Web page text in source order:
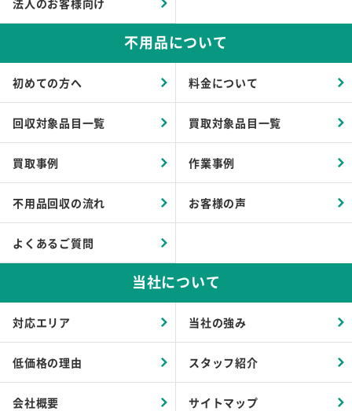
不用品について
初めての方へ 料金について
回収対象品目一覧 買取対象品目一覧
買取事例 作業事例
不用品回収の流れ お客様の声
よくあるご質問
当社について
対応エリア 当社の強み
低価格の理由 スタッフ紹介
会社概要 サイトマップ